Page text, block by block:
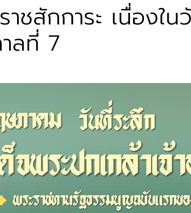
สักการะ เนื่องใน
ลที่ 7